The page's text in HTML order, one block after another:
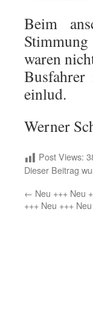
Beim
waren
einlud.
Werner
Post Views:
Dieser Beitrag
← Neu +++ Neu
+++ Neu +++ Neu